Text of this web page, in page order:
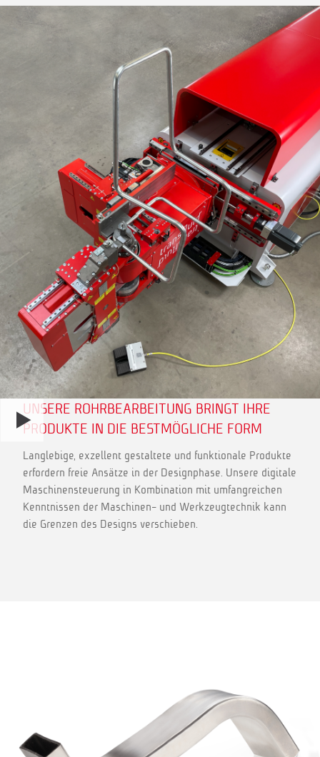
UNSERE ROHRBEARBEITUNG BRINGT IHRE
PRODUKTE IN DIE BESTMÖGLICHE FORM
Langlebige, exzellent gestaltete und funktionale Produkte
erfordern freie Ansätze in der Designphase. Unsere digitale
Maschinensteuerung in Kombination mit umfangreichen
Kenntnissen der Maschinen- und Werkzeugtechnik kann
die Grenzen des Designs verschieben.